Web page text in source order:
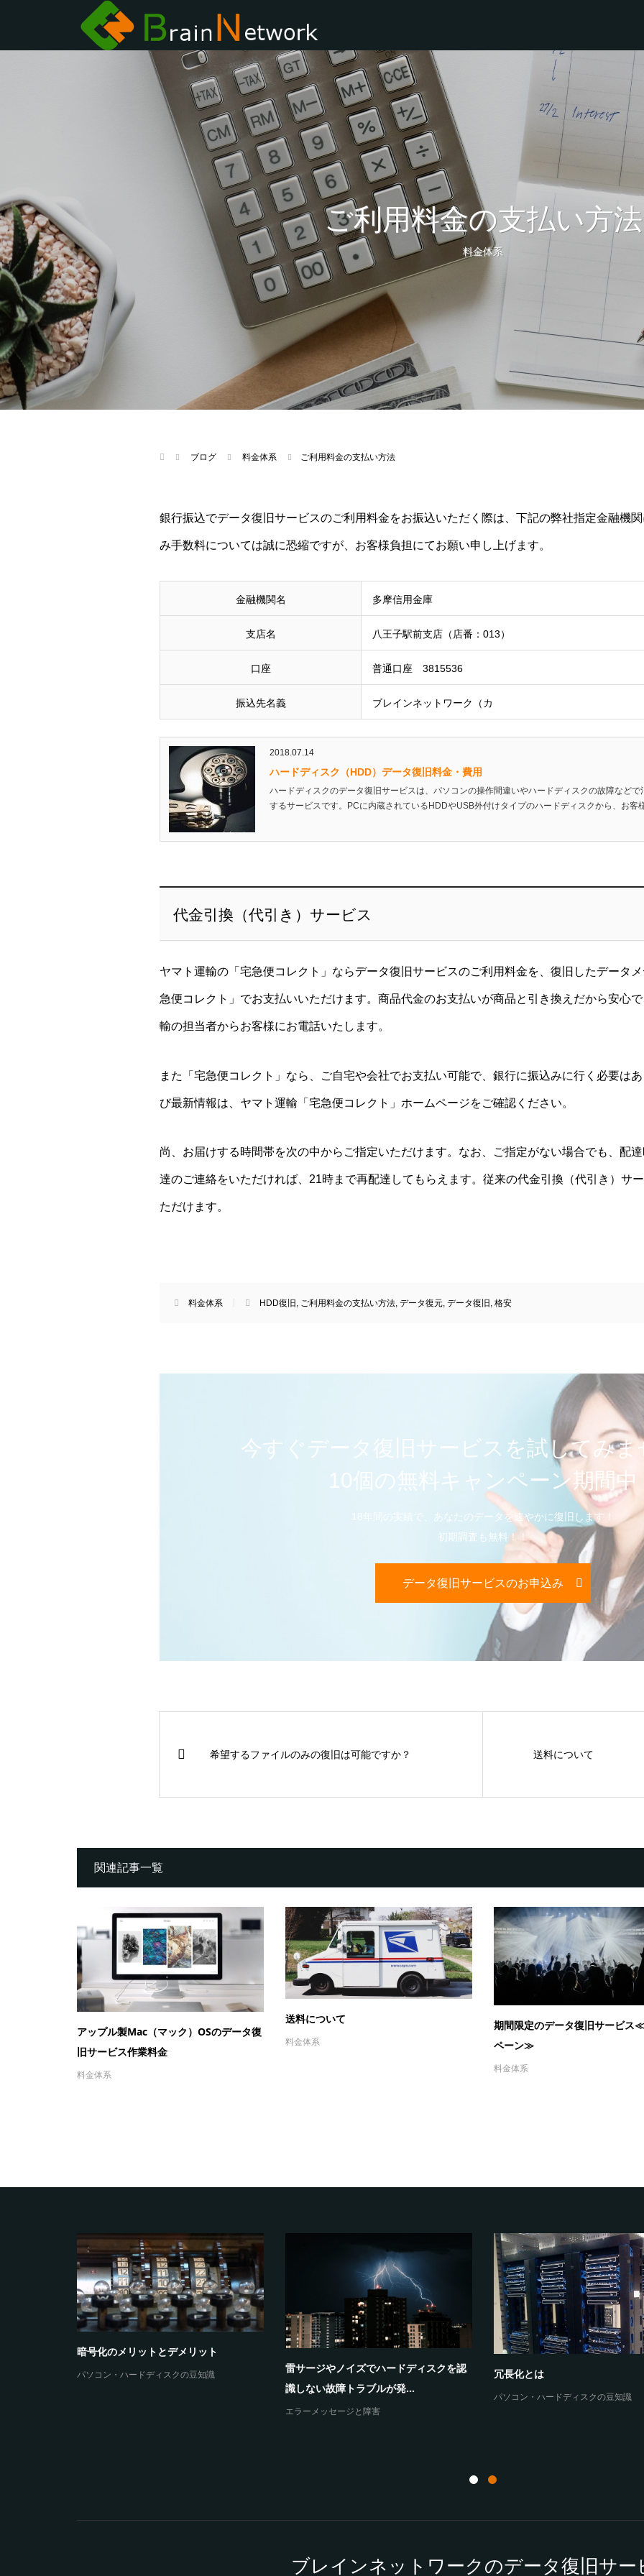
ご利用料金の支払い方法
料金体系
ブログ 料金体系 ご利用料金の支払い方法
銀行振込でデータ復旧サービスのご利用料金をお振込いただく際は、下記の弊社指定金融機
み手数料については誠に恐縮ですが、お客様負担にてお願い申し上げます。
金融機関名 多摩信用金庫
支店名 八王子駅前支店（店番：013）
口座 普通口座 3815536
振込先名義 ブレインネットワーク（カ
2018.07.14
ハードディスク（HDD）データ復旧料金・費用
ハードディスクのデータ復旧サービスは、パソコンの操作間違いやハードディスクの故障など
するサービスです。PCに内蔵されているHDDやUSB外付けタイプのハードディスクから、お客
代金引換（代引き）サービス
ヤマト運輸の「宅急便コレクト」ならデータ復旧サービスのご利用料金を、復旧したデータ
急便コレクト」でお支払いいただけます。商品代金のお支払いが商品と引き換えだから安心
輸の担当者からお客様にお電話いたします。
また「宅急便コレクト」なら、ご自宅や会社でお支払い可能で、銀行に振込みに行く必要は
び最新情報は、ヤマト運輸「宅急便コレクト」ホームページをご確認ください。
尚、お届けする時間帯を次の中からご指定いただけます。なお、ご指定がない場合でも、配
達のご連絡をいただければ、21時まで再配達してもらえます。従来の代金引換（代引き）サ
ただけます。
料金体系 HDD復旧 , ご利用料金の支払い方法, データ復元, データ復旧 , 格安
今すぐデータ復旧サービスを試してみま
10個の無料キャンペーン期間中
18年間の実績で、あなたのデータを速やかに復旧します！
初期調査も無料！！
データ復旧サービスのお申込み
希望するファイルのみの復旧は可能ですか？ 送料について
関連記事一覧
アップル製Mac（マック）OSのデータ復
旧サービス作業料金
料金体系
送料について
料金体系
期間限定のデータ復旧サービス
ペーン≫
料金体系
ウィンドウズのロゴで停止と再起動とル
ープを繰り返してしまうと...
Windows10だけが、共有フォル
クセスできない原因...
よくあるご質問
ブレインネットワークのデータ復旧サー